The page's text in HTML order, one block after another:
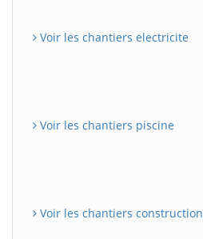
Voir les chantiers electricite
Voir les chantiers piscine
Voir les chantiers construction